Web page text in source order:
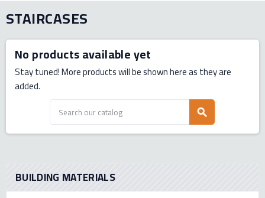
BUILDING MATERIALS
STAIRCASES
No products available yet
Stay tuned! More products will be shown here as they are
added.
search